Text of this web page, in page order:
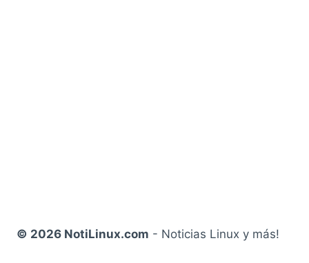
© 2026 NotiLinux.com - Noticias Linux y más!